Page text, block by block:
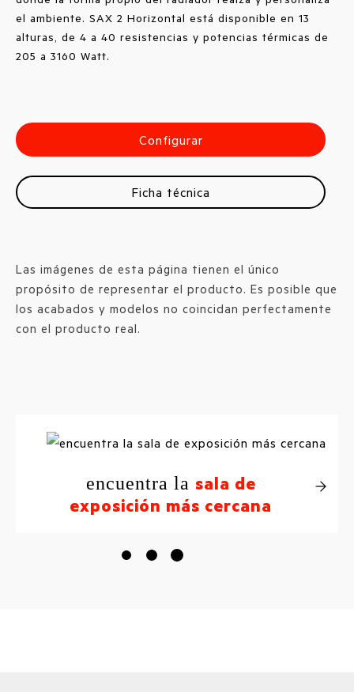
el ambiente. SAX 2 Horizontal está disponible en 13
alturas, de 4 a 40 resistencias y potencias térmicas de
205 a 3160 Watt.
Configurar
Ficha técnica
Las imágenes de esta página tienen el único
propósito de representar el producto. Es posible que
los acabados y modelos no coincidan perfectamente
con el producto real.
encuentra lasala de
exposición más cercana